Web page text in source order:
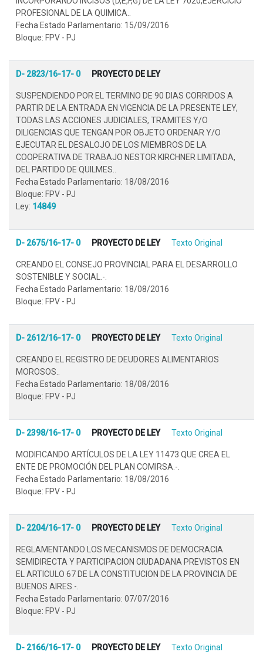
PROFESIONAL DE LA QUIMICA..
Fecha Estado Parlamentario: 15/09/2016
Bloque: FPV - PJ
D- 2823/16-17- 0 PROYECTO DE LEY
SUSPENDIENDO POR EL TERMINO DE 90 DIAS CORRIDOS A
PARTIR DE LA ENTRADA EN VIGENCIA DE LA PRESENTE LEY,
TODAS LAS ACCIONES JUDICIALES, TRAMITES Y/O
DILIGENCIAS QUE TENGAN POR OBJETO ORDENAR Y/O
EJECUTAR EL DESALOJO DE LOS MIEMBROS DE LA
COOPERATIVA DE TRABAJO NESTOR KIRCHNER LIMITADA,
DEL PARTIDO DE QUILMES..
Fecha Estado Parlamentario: 18/08/2016
Bloque: FPV - PJ
Ley: 14849
D- 2675/16-17- 0 PROYECTO DE LEY Texto Original
CREANDO EL CONSEJO PROVINCIAL PARA EL DESARROLLO
SOSTENIBLE Y SOCIAL.-.
Fecha Estado Parlamentario: 18/08/2016
Bloque: FPV - PJ
D- 2612/16-17- 0 PROYECTO DE LEY Texto Original
CREANDO EL REGISTRO DE DEUDORES ALIMENTARIOS
MOROSOS..
Fecha Estado Parlamentario: 18/08/2016
Bloque: FPV - PJ
D- 2398/16-17- 0 PROYECTO DE LEY Texto Original
MODIFICANDO ARTÍCULOS DE LA LEY 11473 QUE CREA EL
ENTE DE PROMOCIÓN DEL PLAN COMIRSA.-.
Fecha Estado Parlamentario: 18/08/2016
Bloque: FPV - PJ
D- 2204/16-17- 0 PROYECTO DE LEY Texto Original
REGLAMENTANDO LOS MECANISMOS DE DEMOCRACIA
SEMIDIRECTA Y PARTICIPACION CIUDADANA PREVISTOS EN
EL ARTICULO 67 DE LA CONSTITUCION DE LA PROVINCIA DE
BUENOS AIRES.-.
Fecha Estado Parlamentario: 07/07/2016
Bloque: FPV - PJ
D- 2166/16-17- 0 PROYECTO DE LEY Texto Original